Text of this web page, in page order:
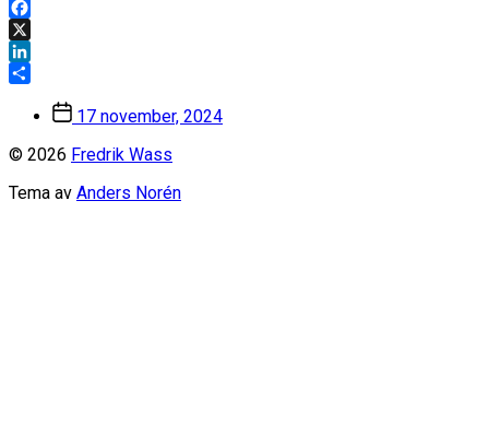
Facebook
X
LinkedIn
Inläggsdatum
17 november, 2024
© 2026 Fredrik Wass
Tema av Anders Norén